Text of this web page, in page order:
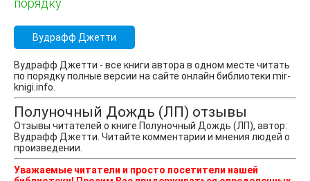
порядку
Вудрафф Джетти
Вудрафф Джетти - все книги автора в одном месте читать
по порядку полные версии на сайте онлайн библиотеки mir-
knigi.info.
Полуночный Дождь (ЛП) отзывы
Отзывы читателей о книге Полуночный Дождь (ЛП), автор:
Вудрафф Джетти. Читайте комментарии и мнения людей о
произведении.
Уважаемые читатели и просто посетители нашей